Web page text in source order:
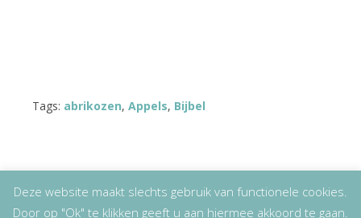
Tags: abrikozen, Appels, Bijbel
Deze website maakt slechts gebruik van functionele cookies.
Door op "Ok" te klikken geeft u aan hiermee akkoord te gaan.